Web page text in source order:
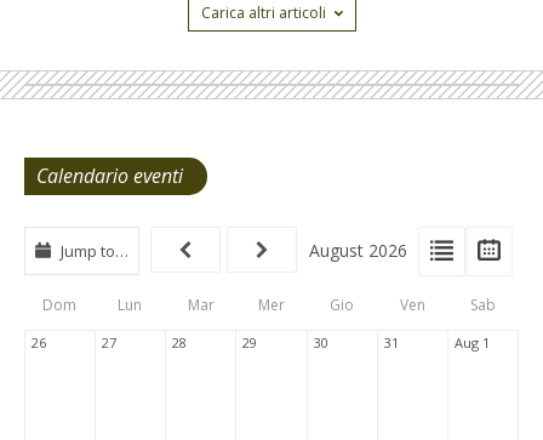
Carica altri articoli
Calendario eventi
View
Type
Tabs
View
List
Jump to… August 2026
Dom Lun Mar Mer Gio Ven Sab
26 27 28 29 30 31 Aug 1